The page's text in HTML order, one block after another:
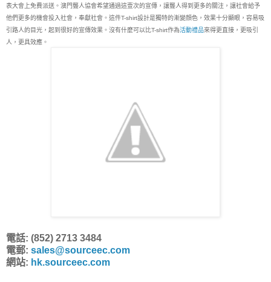
表大會上免費派送。澳門聾人協會希望通過這壹次的宣傳，讓聾人得到更多的關注，讓社會給予
他們更多的機會投入社會，奉獻社會。這件T-shirt設計是獨特的漸變顔色，效果十分顯眼，容易吸
引路人的目光，起到很好的宣傳效果。沒有什麼可以比T-shirt作為活動禮品來得更直接，更吸引
人，更具效應。
電話: (852) 2713 3484
電郵: sales@sourceec.com
網站: hk.sourceec.com